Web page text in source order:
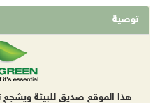
توصية
هذا الموقع صديق للبيئة ويشجع